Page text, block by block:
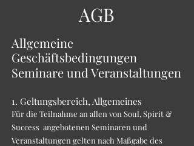
AGB
Allgemeine
Geschäftsbedingungen
Seminare und Veranstaltungen
1. Geltungsbereich, Allgemeines
Für die Teilnahme an allen von Soul, Spirit &
Success angebotenen Seminaren und
Veranstaltungen gelten nach Maßgabe des